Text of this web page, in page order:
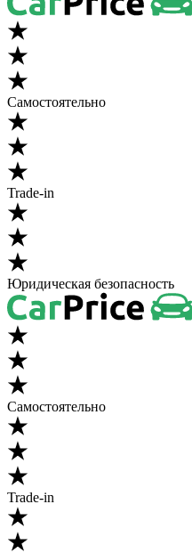
Самостоятельно
Trade-in
Юридическая безопасность
Самостоятельно
Trade-in